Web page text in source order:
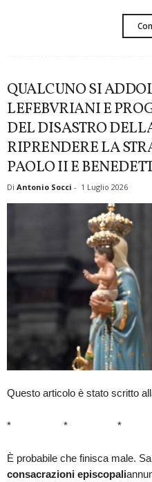
QUALCUNO SI
LEFEBVRIANI E
DEL DISASTRO
RIPRENDERE LA
PAOLO II E
Di Antonio Socci - 1 Luglio 2026
Questo articolo è stato scritto
* * *
È probabile che finisca male.
consacrazioni episcopali